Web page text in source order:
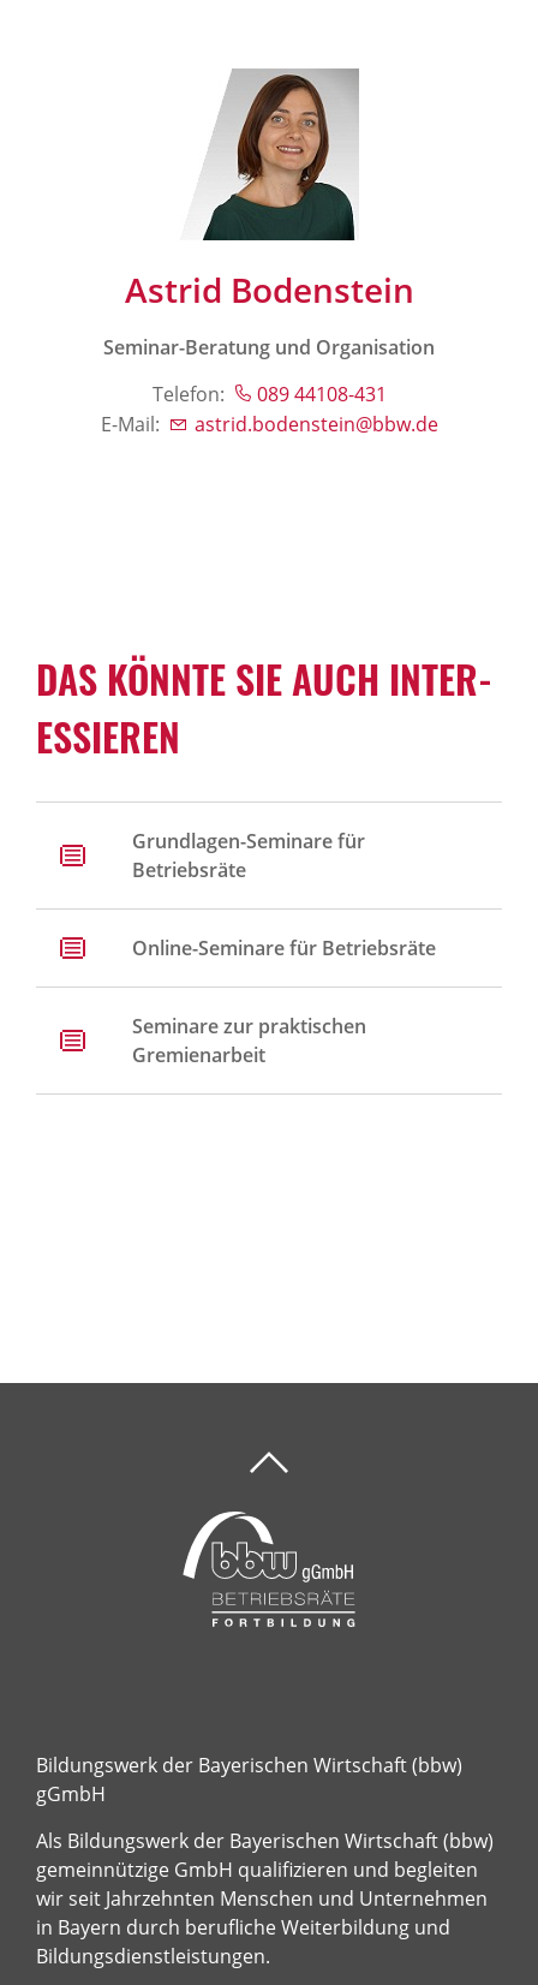
Astrid Bodenstein
Seminar-Beratung und Organisation
Telefon:
089 44108-431
E-Mail:
astrid.bodenstein@bbw.de
DAS KÖNNTE SIE AUCH INTER­
ES­SIEREN
Grundlagen-Seminare für
Betriebsräte
Online-Seminare für Betriebsräte
Seminare zur praktischen
Gremienarbeit
Bildungswerk der Bayerischen Wirtschaft (bbw)
gGmbH
Als Bildungswerk der Bayerischen Wirtschaft (bbw)
gemeinnützige GmbH qualifizieren und begleiten
wir seit Jahrzehnten Menschen und Unternehmen
in Bayern durch berufliche Weiterbildung und
Bildungsdienstleistungen.